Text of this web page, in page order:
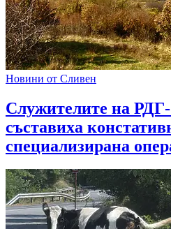
Новини от Сливен
Служителите на
съставиха
специализирана